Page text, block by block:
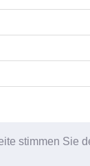
stimmen Sie